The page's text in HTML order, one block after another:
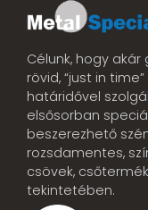
Célunk, hogy
rövid, “just in
határidővel
elsősorban
beszerezhető
rozsdamentes,
csövek,
tekintetében.